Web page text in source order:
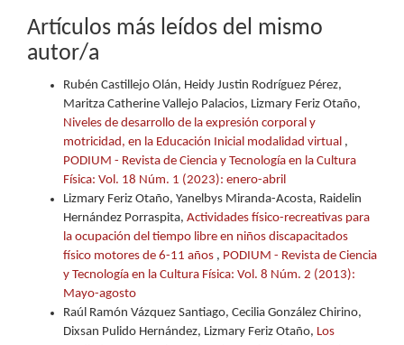
Artículos más leídos del mismo
autor/a
Rubén Castillejo Olán, Heidy Justin Rodríguez Pérez,
Maritza Catherine Vallejo Palacios, Lizmary Feriz Otaño,
Niveles de desarrollo de la expresión corporal y
motricidad, en la Educación Inicial modalidad virtual ,
PODIUM - Revista de Ciencia y Tecnología en la Cultura
Física: Vol. 18 Núm. 1 (2023): enero-abril
Lizmary Feriz Otaño, Yanelbys Miranda-Acosta, Raidelin
Hernández Porraspita, Actividades físico-recreativas para
la ocupación del tiempo libre en niños discapacitados
físico motores de 6-11 años , PODIUM - Revista de Ciencia
y Tecnología en la Cultura Física: Vol. 8 Núm. 2 (2013):
Mayo-agosto
Raúl Ramón Vázquez Santiago, Cecilia González Chirino,
Dixsan Pulido Hernández, Lizmary Feriz Otaño, Los